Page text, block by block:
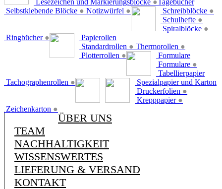
Lesezeichen und Markierungsblöcke ●
Selbstklebende Blöcke ● Notizwürfel ●
Tagebücher
Schreibblöcke ●
Schulhefte ●
Spiralblöcke ●
Ringbücher ●
Papierollen
Standardrollen ● Thermorollen ●
Plotterrollen ●
Formulare
Formulare ●
Tachographenrollen ●
Tabellierpapier
Spezialpapier und Karton
Druckerfolien ●
Krepppapier ●
Zeichenkarton ●
ÜBER UNS
TEAM
NACHHALTIGKEIT
WISSENSWERTES
LIEFERUNG & VERSAND
KONTAKT